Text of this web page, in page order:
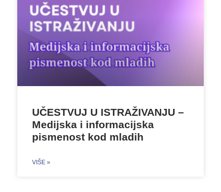
UČESTVUJ U ISTRAŽIVANJU –
Medijska i informacijska
pismenost kod mladih
VIŠE »